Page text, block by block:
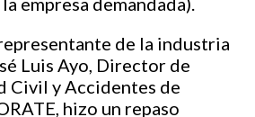
de la industria
Luis Ayo, Director de
Civil y Accidentes de
hizo un repaso